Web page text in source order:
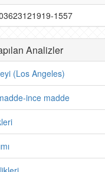
1557
Analizler
(Los Angeles)
ince madde